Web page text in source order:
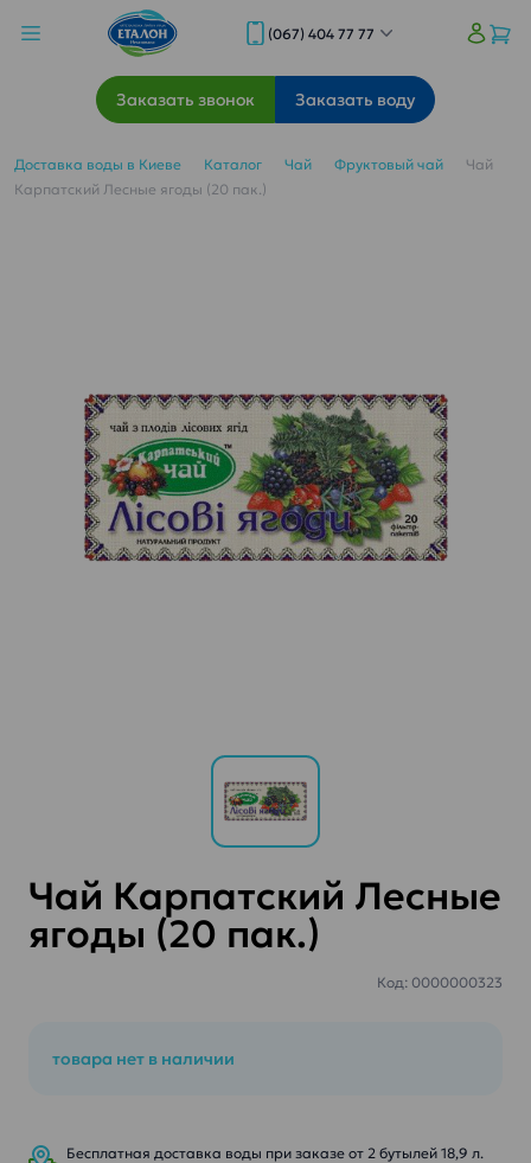
(067) 404 77 77
Заказать звонок Заказать воду
Доставка воды в Киеве Каталог Чай Фруктовый чай
Чай
Карпатский Лесные ягоды (20 пак.)
Чай Карпатский Лесные
ягоды (20 пак.)
Код: 0000000323
товара нет в наличии
Бесплатная доставка воды при заказе от 2 бутылей 18,9 л.